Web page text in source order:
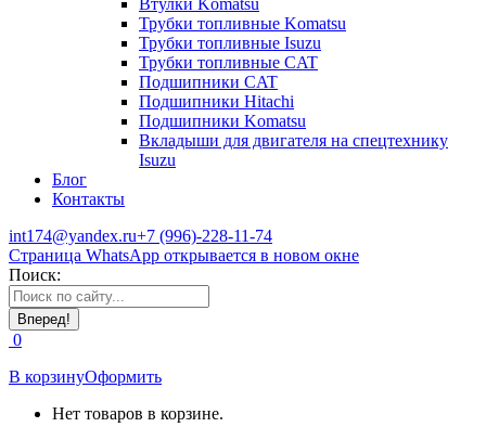
Втулки Komatsu
Трубки топливные Komatsu
Трубки топливные Isuzu
Трубки топливные CAT
Подшипники CAT
Подшипники Hitachi
Подшипники Komatsu
Вкладыши для двигателя на спецтехнику
Isuzu
Блог
Контакты
int174@yandex.ru+7 (996)-228-11-74
Страница WhatsApp открывается в новом окне
Поиск:
0
В корзинуОформить
Нет товаров в корзине.